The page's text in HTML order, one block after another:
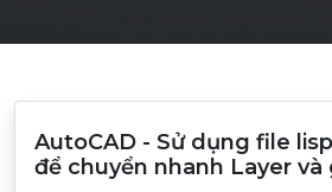
AutoCAD - Sử dụng file
để chuyển nhanh Layer và